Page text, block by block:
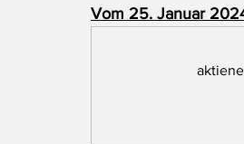
Vom 25. Januar